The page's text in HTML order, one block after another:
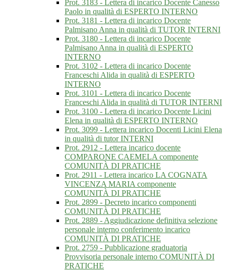
Prot. 3183 - Lettera di incarico Docente Canesso
Paolo in qualità di ESPERTO INTERNO
Prot. 3181 - Lettera di incarico Docente
Palmisano Anna in qualità di TUTOR INTERNI
Prot. 3180 - Lettera di incarico Docente
Palmisano Anna in qualità di ESPERTO
INTERNO
Prot. 3102 - Lettera di incarico Docente
Franceschi Alida in qualità di ESPERTO
INTERNO
Prot. 3101 - Lettera di incarico Docente
Franceschi Alida in qualità di TUTOR INTERNI
Prot. 3100 - Lettera di incarico Docente Licini
Elena in qualità di ESPERTO INTERNO
Prot. 3099 - Lettera incarico Docenti Licini Elena
in qualità di tutor INTERNI
Prot. 2912 - Lettera incarico docente
COMPARONE CAEMELA componente
COMUNITÀ DI PRATICHE
Prot. 2911 - Lettera incarico LA COGNATA
VINCENZA MARIA componente
COMUNITÀ DI PRATICHE
Prot. 2899 - Decreto incarico componenti
COMUNITÀ DI PRATICHE
Prot. 2889 - Aggiudicazione definitiva selezione
personale interno conferimento incarico
COMUNITÀ DI PRATICHE
Prot. 2759 - Pubblicazione graduatoria
Provvisoria personale interno COMUNITÀ DI
PRATICHE